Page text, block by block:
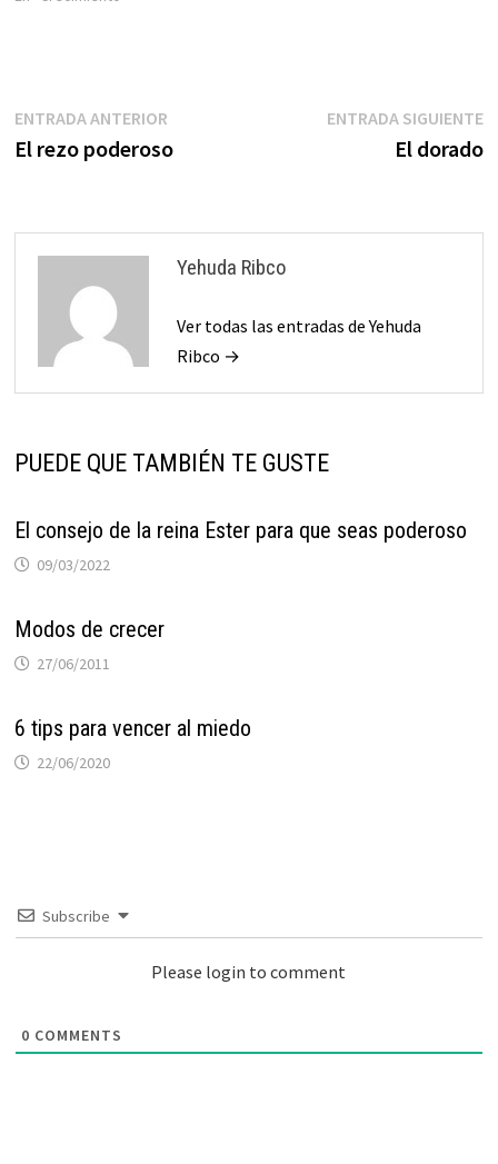
desarticularlo.Pero ojo,AMOR
que no es lo mismo que…
Navegación
de
ENTRADA ANTERIOREntrada
anterior:
El rezo poderoso
ENTRADA SIGUIENTE
El dorado
Yehuda Ribco
Ver todas las entradas de Yehuda
Ribco →
PUEDE QUE TAMBIÉN TE GUSTE
El consejo de la reina Ester para que seas poderoso
09/03/2022
Modos de crecer
27/06/2011
6 tips para vencer al miedo
22/06/2020
Subscribe
Please login to comment
0 COMMENTS